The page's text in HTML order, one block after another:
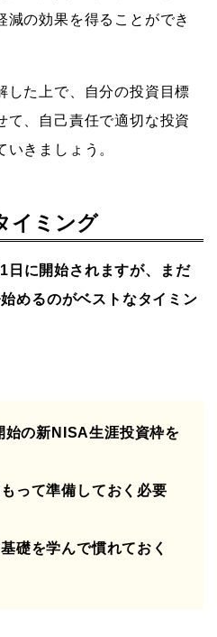
減の効果を得ることができ
した上で、自分の投資目標
て、自己責任で適切な投資
きましょう。
イミング
に開始されますが、まだ
めるのがベストなタイミン
の新NISA生涯投資枠を
って準備しておく必要
礎を学んで慣れておく